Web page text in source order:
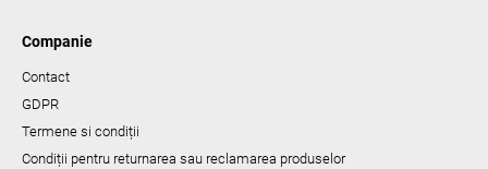
Companie
Contact
GDPR
Termene si condiții
Condiții pentru returnarea sau reclamarea produselor